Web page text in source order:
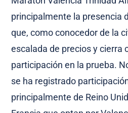
principalmente la presencia
que, como conocedor de la
escalada de precios y cierra
participación en la prueba.
se ha registrado
principalmente de Reino